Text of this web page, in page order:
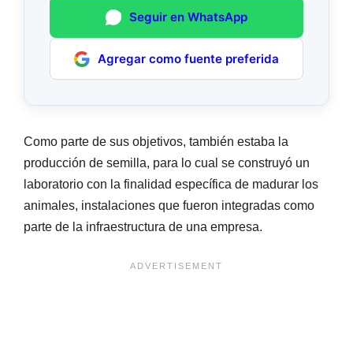
Seguir en WhatsApp
Agregar como fuente preferida
Como parte de sus objetivos, también estaba la
producción de semilla, para lo cual se construyó un
laboratorio con la finalidad específica de madurar los
animales, instalaciones que fueron integradas como
parte de la infraestructura de una empresa.